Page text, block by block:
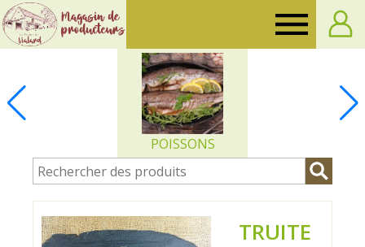
de
Vialard
POISSONS
TRUITE